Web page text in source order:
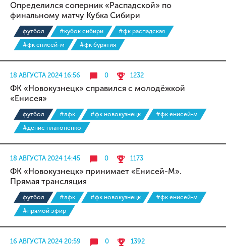
Определился соперник «Распадской» по
финальному матчу Кубка Сибири
футбол #кубок сибири
#фк распадская
#фк енисей-м
#фк бурятия
18 АВГУСТА 2024 16:56 0 1232
ФК «Новокузнецк» справился с молодёжкой
«Енисея»
футбол #лфк #фк новокузнецк
#фк енисей-м
#денис платоненко
18 АВГУСТА 2024 14:45 0 1173
ФК «Новокузнецк» принимает «Енисей-М».
Прямая трансляция
футбол #лфк #фк новокузнецк
#фк енисей-м
#прямой эфир
16 АВГУСТА 2024 20:59 0 1392